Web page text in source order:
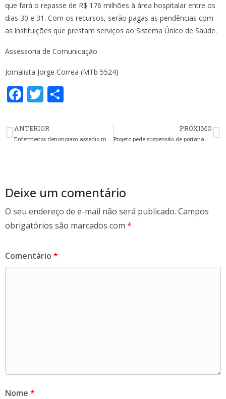
que fará o repasse de R$ 176 milhões à área hospitalar entre os
dias 30 e 31. Com os recursos, serão pagas as pendências com
as instituições que prestam serviços ao Sistema Único de Saúde.
Assessoria de Comunicação
Jornalista Jorge Correa (MTb 5524)
F
e
b
k
T
itt
er e
ANTERIOR
Enfermeiros denunciam assédio moral e mantêm greve em Sapucaia do Sul
PRÓXIMO
Projeto pede suspensão de portaria que regulamenta cursos a distância
Deixe um comentário
O seu endereço de e-mail não será publicado. Campos
obrigatórios são marcados com *
Comentário *
Nome *